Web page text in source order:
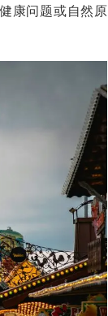
康问题或自然原